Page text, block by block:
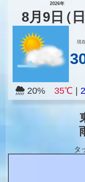
2026年
8月 9 日（日
現
20% 35℃
タ